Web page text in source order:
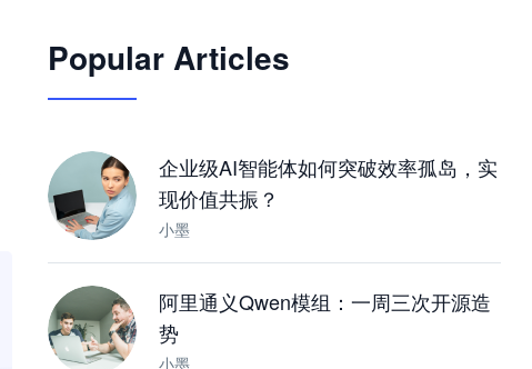
JimoClaw 桌面 AI Agent 工作台
Popular Articles
企业级AI智能体如何突破效率孤岛，实
现价值共振？
小墨
阿里通义Qwen模组：一周三次开源造
势
小墨